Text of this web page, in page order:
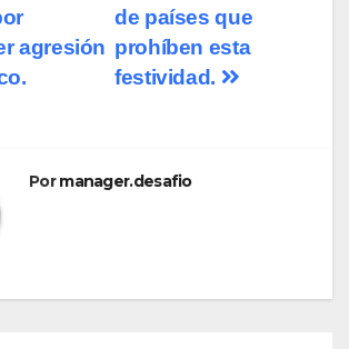
de países que
prohíben esta
festividad.
agresión
Pormanager.desafio